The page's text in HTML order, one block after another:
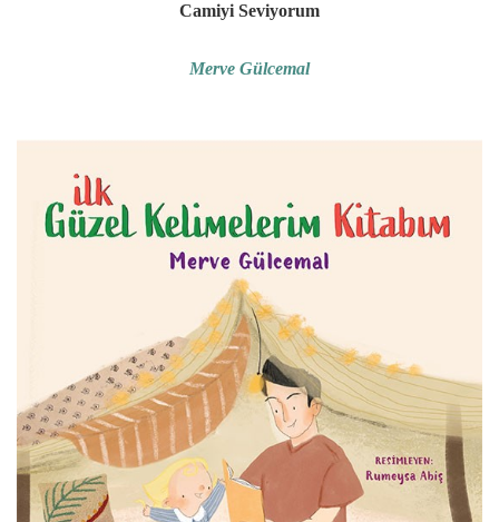
Camiyi Seviyorum
Merve Gülcemal